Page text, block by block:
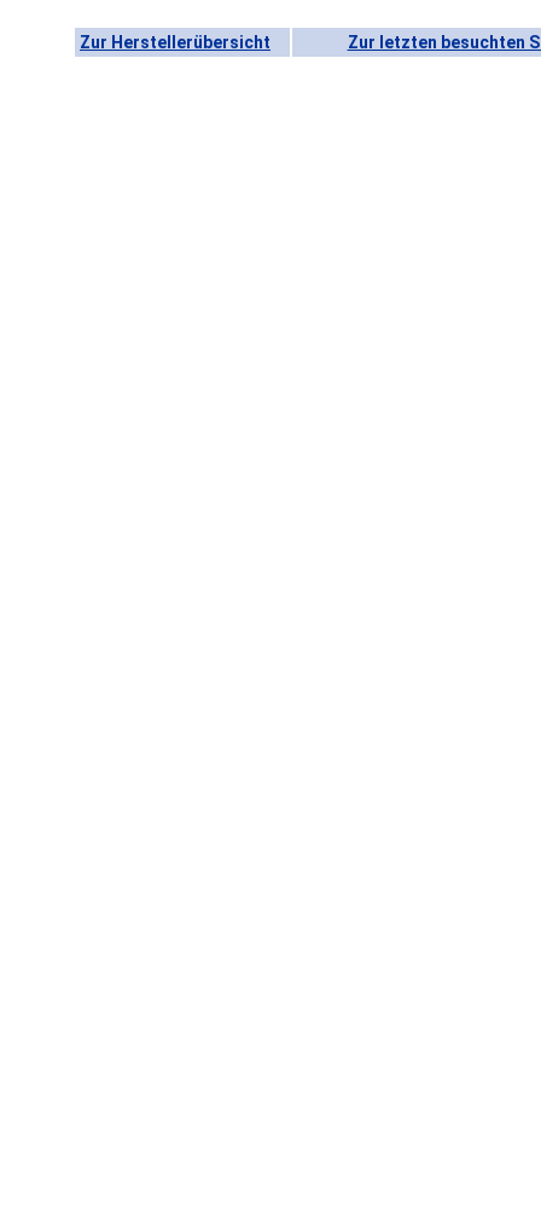
Zur Herstellerübersicht Zur letzten besuchten